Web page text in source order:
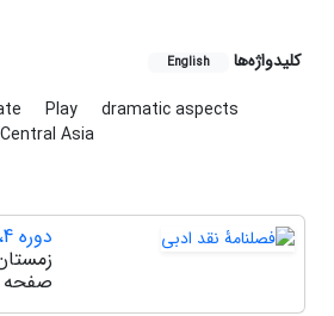
کلیدواژه‌ها English
Play
dramatic aspects
Central Asia
دوره 4، شماره 16
زمستان
صفحه